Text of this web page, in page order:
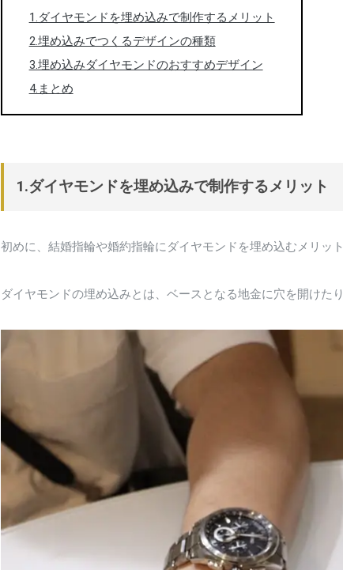
1.ダイヤモンドを埋め込みで制作するメリット
2.埋め込みでつくるデザインの種類
3.埋め込みダイヤモンドのおすすめデザイン
4.まとめ
1.ダイヤモンドを埋め込みで制作するメリット
初めに、結婚指輪や婚約指輪にダイヤモンドを埋め込むメリッ
ダイヤモンドの埋め込みとは、ベースとなる地金に穴を開けた